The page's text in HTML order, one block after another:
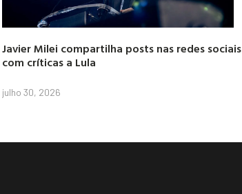
Javier Milei compartilha posts nas redes sociais
com críticas a Lula
julho 30, 2026